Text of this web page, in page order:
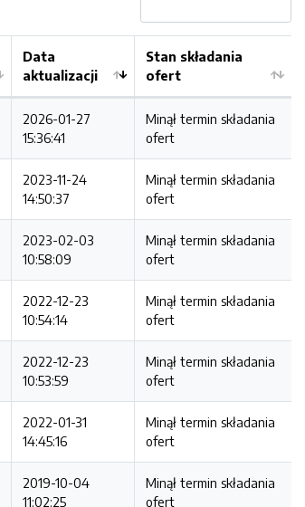
Data
aktualizacji
Stan składania
ofert
2026-01-27
15:36:41
Minął termin składania
ofert
2023-11-24
14:50:37
Minął termin składania
ofert
2023-02-03
10:58:09
Minął termin składania
ofert
2022-12-23
10:54:14
Minął termin składania
ofert
2022-12-23
10:53:59
Minął termin składania
ofert
2022-01-31
14:45:16
Minął termin składania
ofert
2019-10-04
11:02:25
Minął termin składania
ofert